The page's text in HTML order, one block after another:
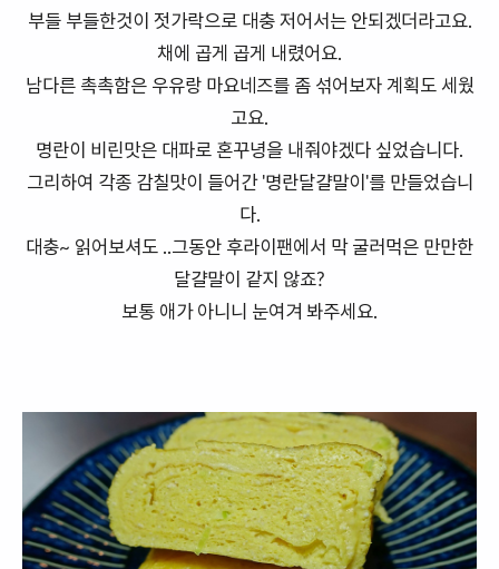
부들 부들한것이 젓가락으로 대충 저어서는 안되겠더라고요.
채에 곱게 곱게 내렸어요.
남다른 촉촉함은 우유랑 마요네즈를 좀 섞어보자 계획도 세웠
고요.
명란이 비린맛은 대파로 혼꾸녕을 내줘야겠다 싶었습니다.
그리하여 각종 감칠맛이 들어간 '명란달걀말이'를 만들었습니
다.
대충~ 읽어보셔도 ..그동안 후라이팬에서 막 굴러먹은 만만한
달걀말이 같지 않죠?
보통 애가 아니니 눈여겨 봐주세요.